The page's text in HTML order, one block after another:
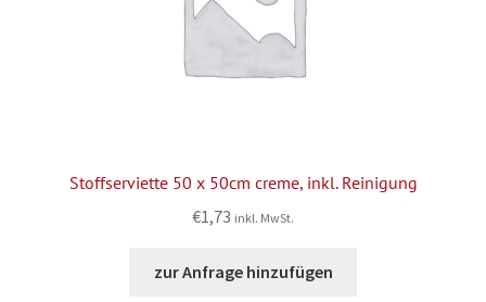
Stoffserviette 50 x 50cm creme, inkl. Reinigung
€1,73 inkl. MwSt.
zur Anfrage hinzufügen